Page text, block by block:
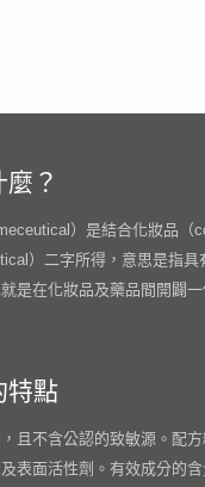
？
）是結合化妝品（
）二字所得，意思是指
是在化妝品及藥品間開闢一
特點
且不含公認的致敏源。配方
表面活性劑。有效成分的